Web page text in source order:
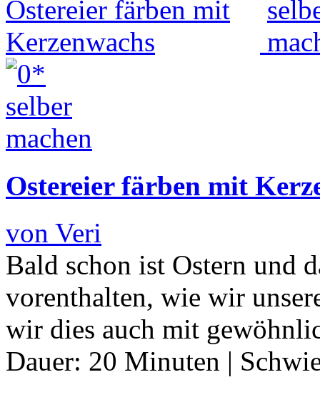
Ostereier färben mit
von Veri
Bald schon ist Ostern und
vorenthalten, wie wir
wir dies auch mit
Dauer: 20 Minuten |